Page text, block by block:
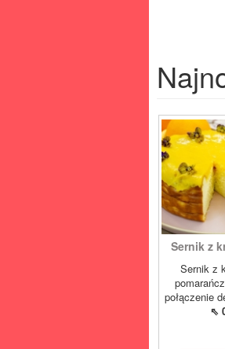
Sernik z
Sernik z
połączenie
⇖